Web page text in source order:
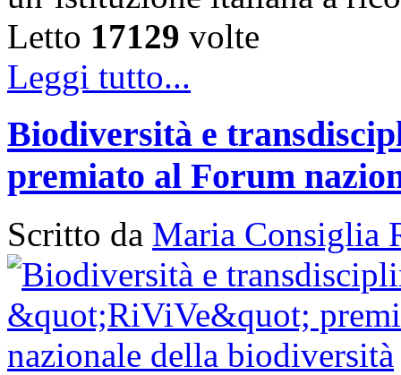
Letto 17129 volte
Leggi tutto...
Biodiversità e
premiato al Forum
Scritto da Maria Consiglia